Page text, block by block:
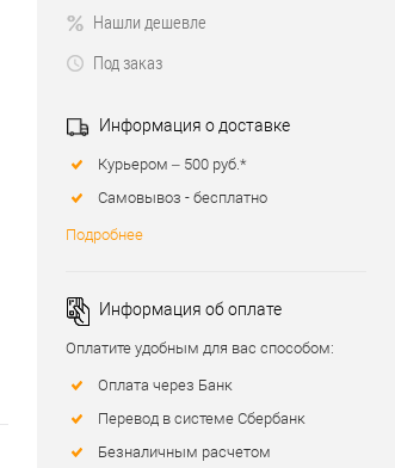
Нашли дешевле
Под заказ
Информация о доставке
Курьером – 500 руб.*
Самовывоз - бесплатно
Подробнее
Информация об оплате
Оплатите удобным для вас способом:
Оплата через Банк
Перевод в системе Сбербанк
Безналичным расчетом